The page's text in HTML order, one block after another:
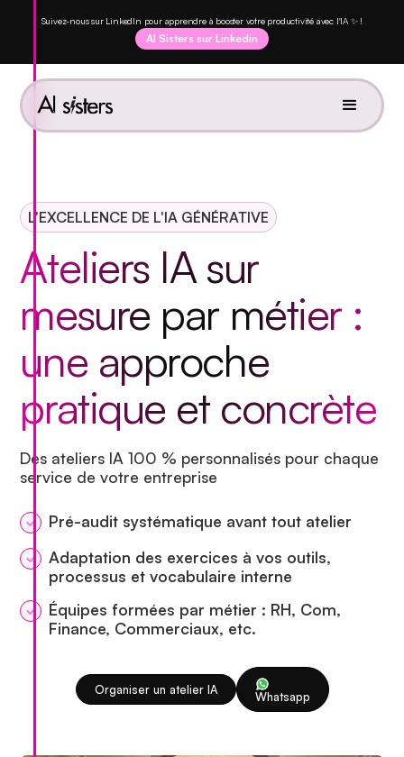
Suivez-nous sur LinkedIn pour apprendre à booster votre productivité avec l'IA ✨ !
AI Sisters sur Linkedin
L'EXCELLENCE DE L'IA GÉNÉRATIVE
Ateliers IAsur
mesure par métier :
une approche
pratique et concrète
Des ateliers IA 100 % personnalisés pour chaque
service de votre entreprise
Pré-audit systématique avant tout atelier
Adaptation des exercices à vos outils,
processus et vocabulaire interne
Équipes formées par métier : RH, Com,
Finance, Commerciaux, etc.
Organiser un atelier IA Whatsapp